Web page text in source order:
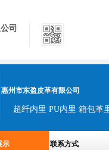
司
惠州市东盈皮革有限公司
超纤内里 PU内里 箱包革
示 联系方式